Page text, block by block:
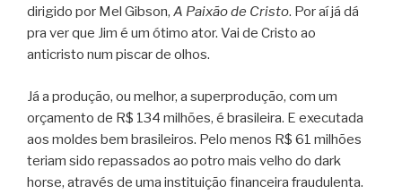
dirigido por Mel Gibson, A Paixão de Cristo. Por aí já dá
pra ver que Jim é um ótimo ator. Vai de Cristo ao
anticristo num piscar de olhos.
Já a produção, ou melhor, a superprodução, com um
orçamento de R$ 134 milhões, é brasileira. E executada
aos moldes bem brasileiros. Pelo menos R$ 61 milhões
teriam sido repassados ao potro mais velho do dark
horse, através de uma instituição financeira fraudulenta.